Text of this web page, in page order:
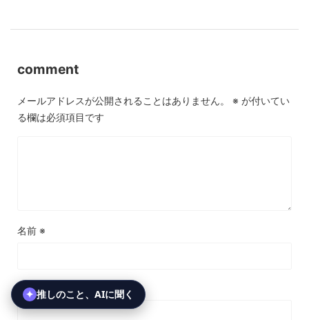
comment
メールアドレスが公開されることはありません。 ※ が付いてい
る欄は必須項目です
名前 ※
メール※